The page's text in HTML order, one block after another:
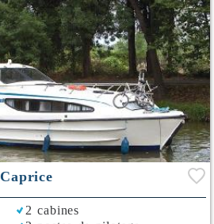
Caprice
2 cabines